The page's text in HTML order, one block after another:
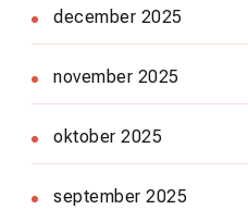
december 2025
november 2025
oktober 2025
september 2025